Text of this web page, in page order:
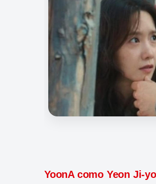
YoonA como Yeon Ji-